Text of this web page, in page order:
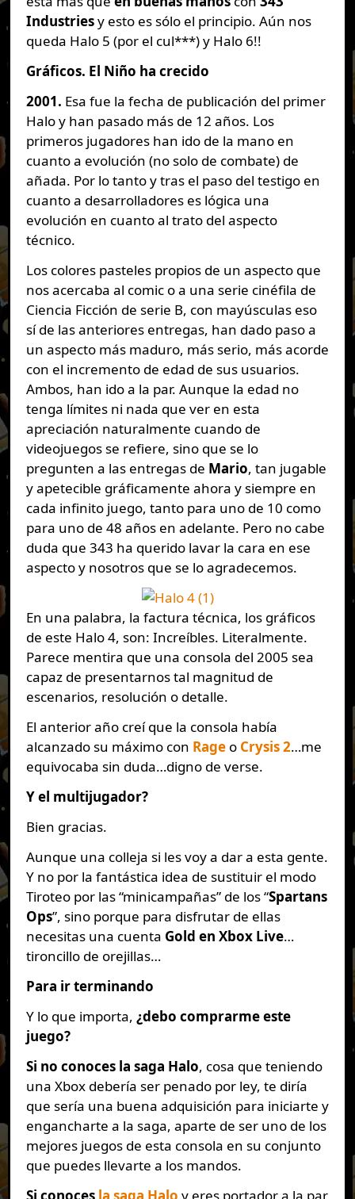
Industriesy esto es sólo el principio. Aún nos
queda Halo 5 (por el cul***) y Halo 6!!
Gráficos. El Niño ha crecido
2001. Esa fue la fecha de publicación del primer
Halo y han pasado más de 12 años. Los
primeros jugadores han ido de la mano en
cuanto a evolución (no solo de combate) de
añada. Por lo tanto y tras el paso del testigo en
cuanto a desarrolladores es lógica una
evolución en cuanto al trato del aspecto
técnico.
Los colores pasteles propios de un aspecto que
nos acercaba al comic o a una serie cinéfila de
Ciencia Ficción de serie B, con mayúsculas eso
sí de las anteriores entregas, han dado paso a
un aspecto más maduro, más serio, más acorde
con el incremento de edad de sus usuarios.
Ambos, han ido a la par. Aunque la edad no
tenga límites ni nada que ver en esta
apreciación naturalmente cuando de
videojuegos se refiere, sino que se lo
pregunten a las entregas de Mario, tan jugable
y apetecible gráficamente ahora y siempre en
cada infinito juego, tanto para uno de 10 como
para uno de 48 años en adelante. Pero no cabe
duda que 343 ha querido lavar la cara en ese
aspecto y nosotros que se lo agradecemos.
En una palabra, la factura técnica, los gráficos
de este Halo 4, son: Increíbles. Literalmente.
Parece mentira que una consola del 2005 sea
capaz de presentarnos tal magnitud de
escenarios, resolución o detalle.
El anterior año creí que la consola había
alcanzado su máximo con Rageo Crysis 2…me
equivocaba sin duda…digno de verse.
Y el multijugador?
Bien gracias.
Aunque una colleja si les voy a dar a esta gente.
Y no por la fantástica idea de sustituir el modo
Tiroteo por las “minicampañas” de los “Spartans
Ops”, sino porque para disfrutar de ellas
necesitas una cuenta Gold en Xbox Live…
tironcillo de orejillas…
Para ir terminando
Y lo que importa, ¿debo comprarme este
juego?
Si no conoces la saga Halo, cosa que teniendo
una Xbox debería ser penado por ley, te diría
que sería una buena adquisición para iniciarte y
engancharte a la saga, aparte de ser uno de los
mejores juegos de esta consola en su conjunto
que puedes llevarte a los mandos.